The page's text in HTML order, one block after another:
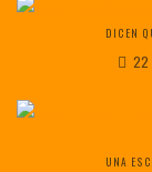
DICEN
22
UNA